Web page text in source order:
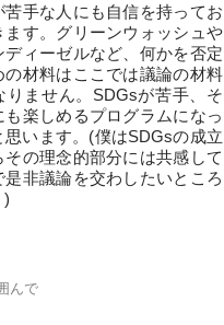
苦手な人にも自信を持ってお
ます。グリーンウォッシュや
ディーゼルなど、何かを否定
の材料はここでは議論の材料
りません。SDGsが苦手、そ
も楽しめるプログラムになっ
思います。(僕はSDGsの成立
その理念的部分には共感して
是非議論を交わしたいところ
)
んで